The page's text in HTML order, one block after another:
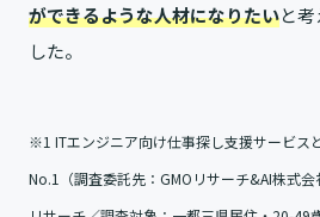
ができるような人材になりたいと
した。
※1 ITエンジニア向け仕事探し支援サービス
No.1（調査委託先：GMOリサーチ&AI株式